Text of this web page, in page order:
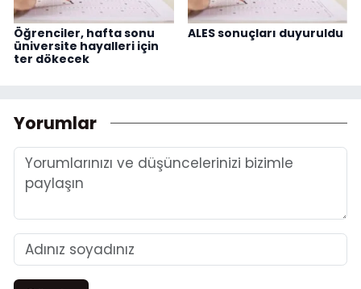
Öğrenciler, hafta sonu
üniversite hayalleri için
ter dökecek
ALES sonuçları duyuruldu
Yorumlar